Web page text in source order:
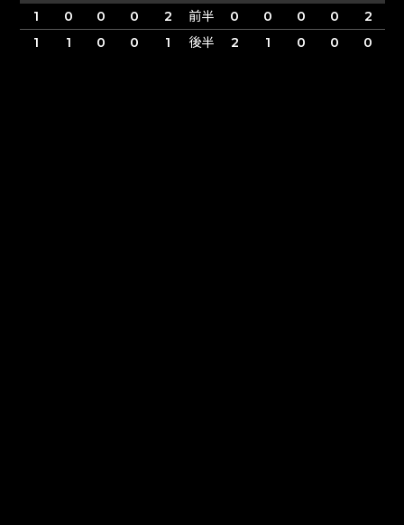
1
0 0 0 2 前半 0 0 0 0
2
1
1 0 0 1 後半 2 1 0 0 0